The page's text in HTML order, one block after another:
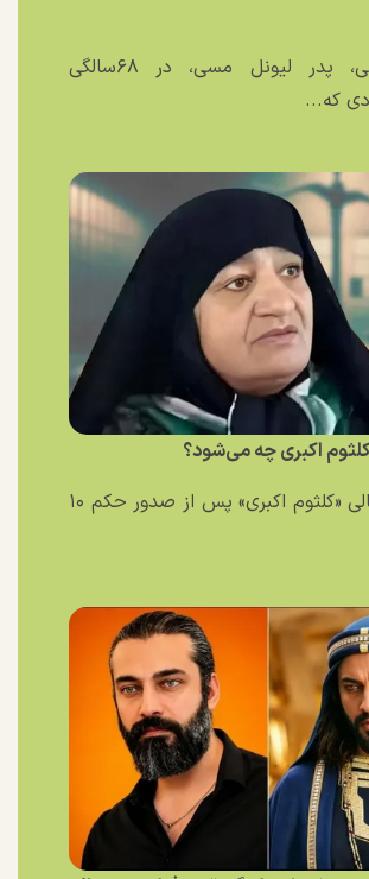
خورخه مسی، پدر لیونل مسی، در ۶۸سالگی
که...
اکبری چه می‌شود؟
پرونده جنجالی «کلثوم اکبری» پس از صدور حکم ۱۰